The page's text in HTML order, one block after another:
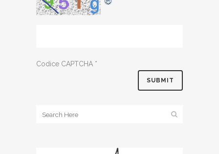
Codice CAPTCHA *